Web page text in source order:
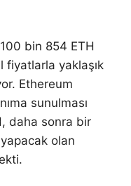
bin 854 ETH
fiyatlarla yaklaşık
Ethereum
sunulması
daha sonra bir
yapacak olan